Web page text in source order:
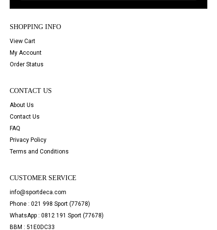
SHOPPING INFO
View Cart
My Account
Order Status
CONTACT US
About Us
Contact Us
FAQ
Privacy Policy
Terms and Conditions
CUSTOMER SERVICE
info@sportdeca.com
Phone : 021 998 Sport (77678)
WhatsApp : 0812 191 Sport (77678)
BBM : 51E0DC33